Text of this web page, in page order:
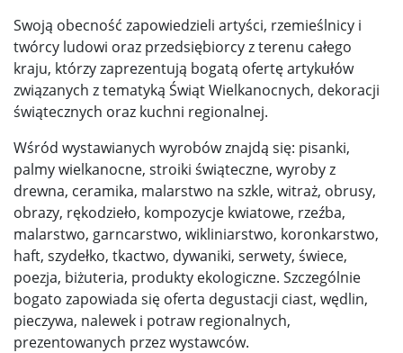
Swoją obecność zapowiedzieli artyści, rzemieślnicy i
twórcy ludowi oraz przedsiębiorcy z terenu całego
kraju, którzy zaprezentują bogatą ofertę artykułów
związanych z tematyką Świąt Wielkanocnych, dekoracji
świątecznych oraz kuchni regionalnej.
Wśród wystawianych wyrobów znajdą się: pisanki,
palmy wielkanocne, stroiki świąteczne, wyroby z
drewna, ceramika, malarstwo na szkle, witraż, obrusy,
obrazy, rękodzieło, kompozycje kwiatowe, rzeźba,
malarstwo, garncarstwo, wikliniarstwo, koronkarstwo,
haft, szydełko, tkactwo, dywaniki, serwety, świece,
poezja, biżuteria, produkty ekologiczne. Szczególnie
bogato zapowiada się oferta degustacji ciast, wędlin,
pieczywa, nalewek i potraw regionalnych,
prezentowanych przez wystawców.